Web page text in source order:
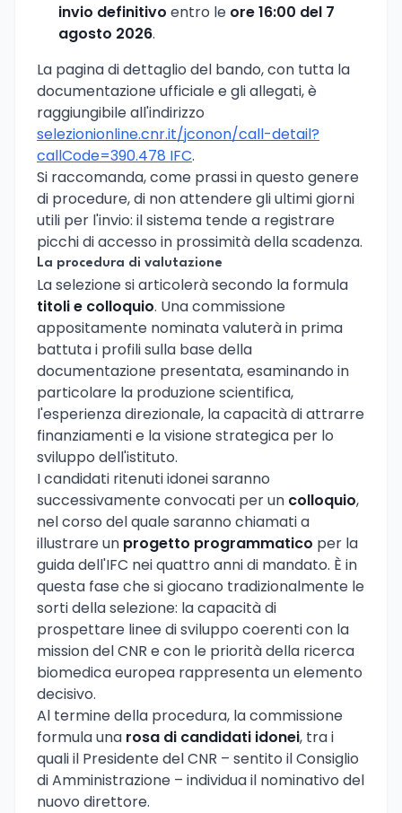
invio definitivo entro le ore 16:00 del 7
agosto 2026.
La pagina di dettaglio del bando, con tutta la
documentazione ufficiale e gli allegati, è
raggiungibile all'indirizzo
selezionionline.cnr.it/jconon/call-detail?
callCode=390.478 IFC.
Si raccomanda, come prassi in questo genere
di procedure, di non attendere gli ultimi giorni
utili per l'invio: il sistema tende a registrare
picchi di accesso in prossimità della scadenza.
La procedura di valutazione
La selezione si articolerà secondo la formula
titoli e colloquio. Una commissione
appositamente nominata valuterà in prima
battuta i profili sulla base della
documentazione presentata, esaminando in
particolare la produzione scientifica,
l'esperienza direzionale, la capacità di attrarre
finanziamenti e la visione strategica per lo
sviluppo dell'istituto.
I candidati ritenuti idonei saranno
successivamente convocati per un colloquio,
nel corso del quale saranno chiamati a
illustrare un progetto programmatico per la
guida dell'IFC nei quattro anni di mandato. È in
questa fase che si giocano tradizionalmente le
sorti della selezione: la capacità di
prospettare linee di sviluppo coerenti con la
mission del CNR e con le priorità della ricerca
biomedica europea rappresenta un elemento
decisivo.
Al termine della procedura, la commissione
formula una rosa di candidati idonei, tra i
quali il Presidente del CNR – sentito il Consiglio
di Amministrazione – individua il nominativo del
nuovo direttore.